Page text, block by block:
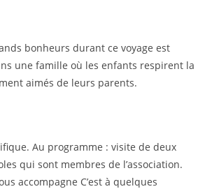
bonheurs durant ce voyage est
une famille où les enfants respirent la
aimés de leurs parents.
Au programme : visite de deux
qui sont membres de l’association.
accompagne C’est à quelques